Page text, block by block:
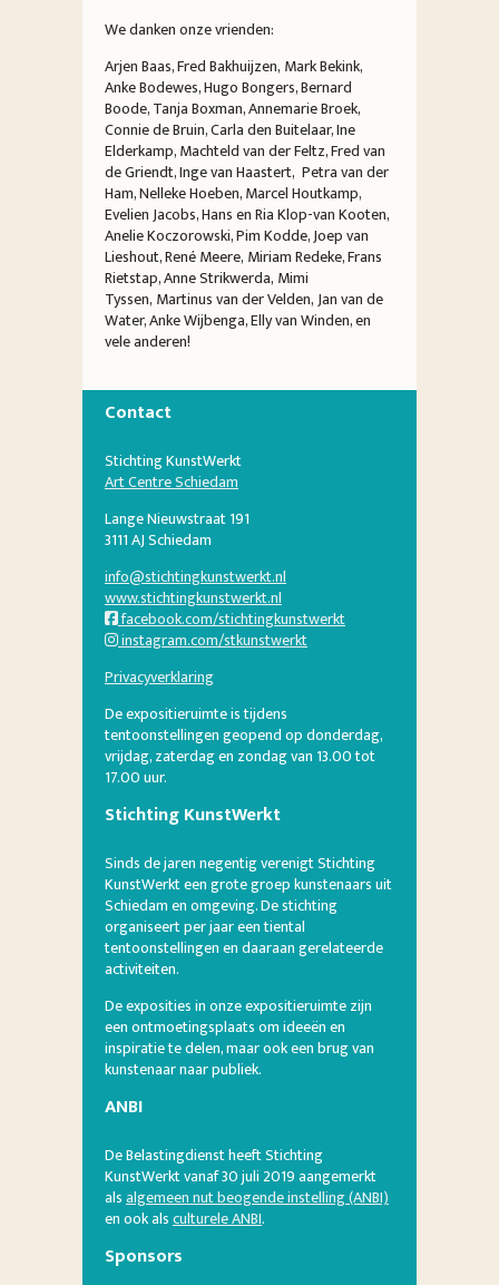
We danken onze vrienden:
Arjen Baas,Fred Bakhuijzen, Mark Bekink,
Anke Bodewes, Hugo Bongers,Bernard
Boode,Tanja Boxman, Annemarie Broek,
Connie de Bruin, Carla den Buitelaar, Ine
Elderkamp, Machteld van der Feltz, Fred van
de Griendt, Inge van Haastert, Petra van der
Ham, Nelleke Hoeben, Marcel Houtkamp,
Evelien Jacobs,Hans en Ria Klop-van Kooten,
Anelie Koczorowski, Pim Kodde, Joep van
Lieshout, René Meere, Miriam Redeke, Frans
Rietstap,Anne Strikwerda, Mimi
Tyssen, Martinus van der Velden,Jan van de
Water,Anke Wijbenga,Elly van Winden,en
vele anderen!
Contact
Stichting KunstWerkt
Art Centre Schiedam
Lange Nieuwstraat 191
3111 AJ Schiedam
info@stichtingkunstwerkt.nl
www.stichtingkunstwerkt.nl
facebook.com/stichtingkunstwerkt
instagram.com/stkunstwerkt
Privacyverklaring
De expositieruimte is tijdens
tentoonstellingen geopend op donderdag,
vrijdag, zaterdag en zondag van 13.00 tot
17.00 uur.
Stichting KunstWerkt
Sinds de jaren negentig verenigt Stichting
KunstWerkt een grote groep kunstenaars uit
Schiedam en omgeving. De stichting
organiseert per jaar een tiental
tentoonstellingen en daaraan gerelateerde
activiteiten.
De exposities in onze expositieruimte zijn
een ontmoetingsplaats om ideeën en
inspiratie te delen, maar ook een brug van
kunstenaar naar publiek.
ANBI
De Belastingdienst heeft Stichting
KunstWerkt vanaf 30 juli 2019 aangemerkt
alsalgemeen nut beogende instelling (ANBI)
en ook alsculturele ANBI.
Sponsors